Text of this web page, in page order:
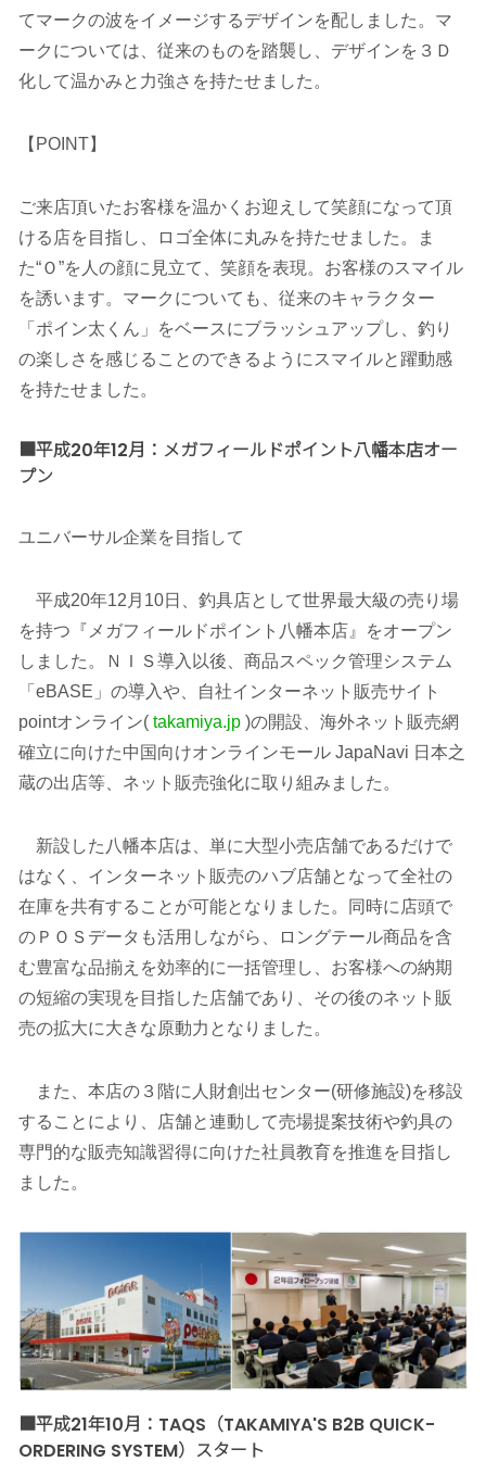
てマークの波をイメージするデザインを配しました。マ
ークについては、従来のものを踏襲し、デザインを３Ｄ
化して温かみと力強さを持たせました。
【POINT】
ご来店頂いたお客様を温かくお迎えして笑顔になって頂
ける店を目指し、ロゴ全体に丸みを持たせました。ま
た“Ｏ”を人の顔に見立て、笑顔を表現。お客様のスマイル
を誘います。マークについても、従来のキャラクター
「ポイン太くん」をベースにブラッシュアップし、釣り
の楽しさを感じることのできるようにスマイルと躍動感
を持たせました。
■平成20年12月：メガフィールドポイント八幡本店オー
プン
ユニバーサル企業を目指して
平成20年12月10日、釣具店として世界最大級の売り場
を持つ『メガフィールドポイント八幡本店』をオープン
しました。ＮＩＳ導入以後、商品スペック管理システム
「eBASE」の導入や、自社インターネット販売サイト
pointオンライン( takamiya.jp )の開設、海外ネット販売網
確立に向けた中国向けオンラインモール JapaNavi 日本之
蔵の出店等、ネット販売強化に取り組みました。
新設した八幡本店は、単に大型小売店舗であるだけで
はなく、インターネット販売のハブ店舗となって全社の
在庫を共有することが可能となりました。同時に店頭で
のＰＯＳデータも活用しながら、ロングテール商品を含
む豊富な品揃えを効率的に一括管理し、お客様への納期
の短縮の実現を目指した店舗であり、その後のネット販
売の拡大に大きな原動力となりました。
また、本店の３階に人財創出センター(研修施設)を移設
することにより、店舗と連動して売場提案技術や釣具の
専門的な販売知識習得に向けた社員教育を推進を目指し
ました。
■平成21年10月：TAQS（TAKAMIYA'S B2B QUICK-
ORDERING SYSTEM）スタート